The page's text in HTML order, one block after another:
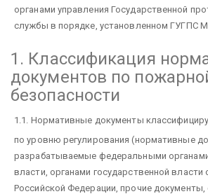
органами управления Государственной
службы в порядке, установленном ГУГПС
1. Классификация
документов по
безопасности
1.1. Нормативные документы
по уровню регулирования (нормативные
разрабатываемые федеральными
власти, органами государственной власти
Российской Федерации, прочие